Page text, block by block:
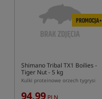
PROMOCJA+
Shimano Tribal TX1 Boilies -
Tiger Nut - 5 kg
Kulki proteinowe orzech tygrysi
94,99 PLN